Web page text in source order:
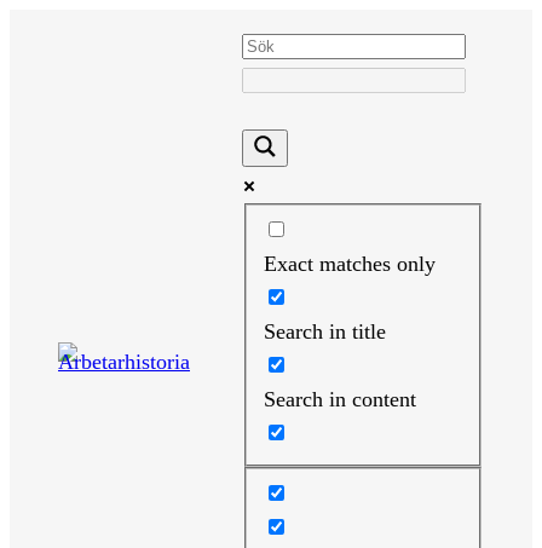
Exact matches only
Search in title
Search in content